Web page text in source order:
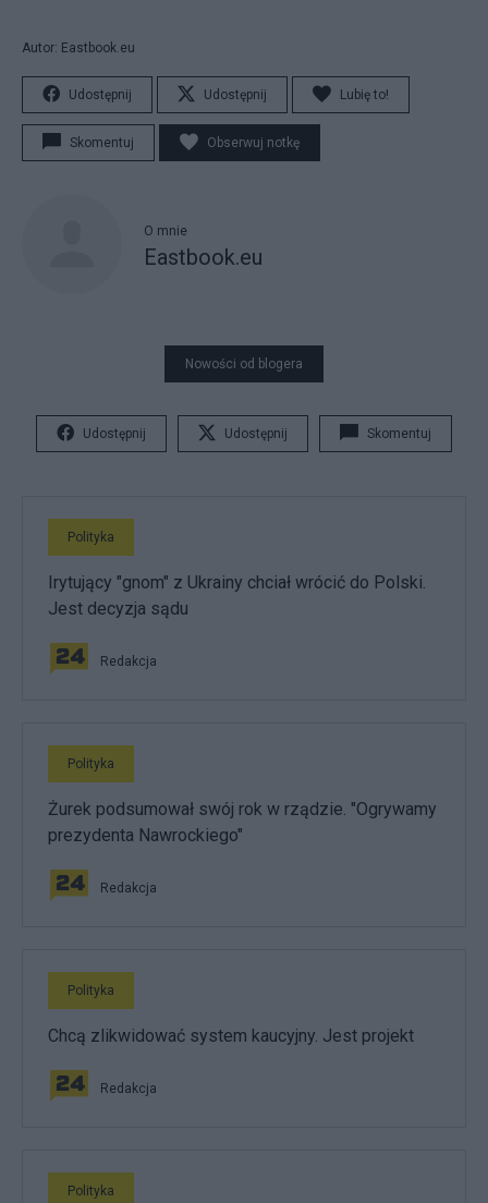
Autor: Eastbook.eu
Udostępnij Udostępnij Lubię to!
Skomentuj Obserwuj notkę
O mnie
Eastbook.eu
Nowości od blogera
Udostępnij Udostępnij Skomentuj
Polityka
Irytujący "gnom" z Ukrainy chciał wrócić do Polski.
Jest decyzja sądu
Redakcja
Polityka
Żurek podsumował swój rok w rządzie. "Ogrywamy
prezydenta Nawrockiego"
Redakcja
Polityka
Chcą zlikwidować system kaucyjny. Jest projekt
Redakcja
Polityka